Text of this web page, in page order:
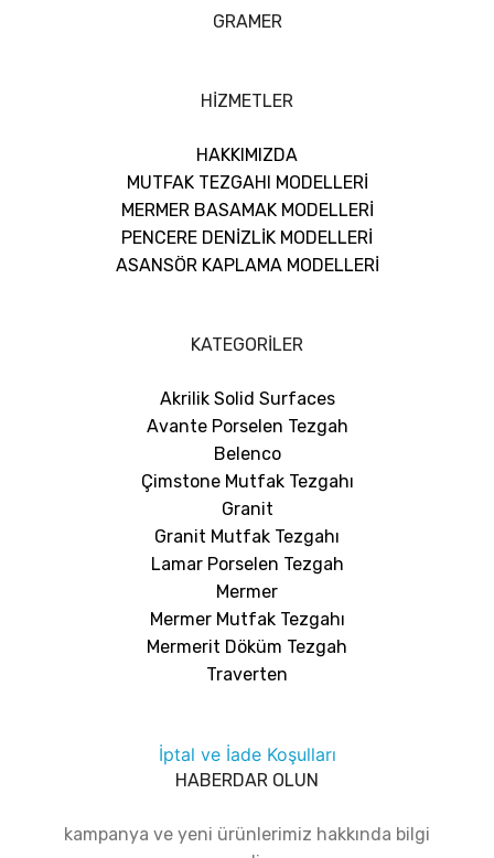
GRAMER
HİZMETLER
HAKKIMIZDA
MUTFAK TEZGAHI MODELLERİ
MERMER BASAMAK MODELLERİ
PENCERE DENİZLİK MODELLERİ
ASANSÖR KAPLAMA MODELLERİ
KATEGORİLER
Akrilik Solid Surfaces
Avante Porselen Tezgah
Belenco
Çimstone Mutfak Tezgahı
Granit
Granit Mutfak Tezgahı
Lamar Porselen Tezgah
Mermer
Mermer Mutfak Tezgahı
Mermerit Döküm Tezgah
Traverten
İptal ve İade Koşulları
HABERDAR OLUN
kampanya ve yeni ürünlerimiz hakkında bilgi